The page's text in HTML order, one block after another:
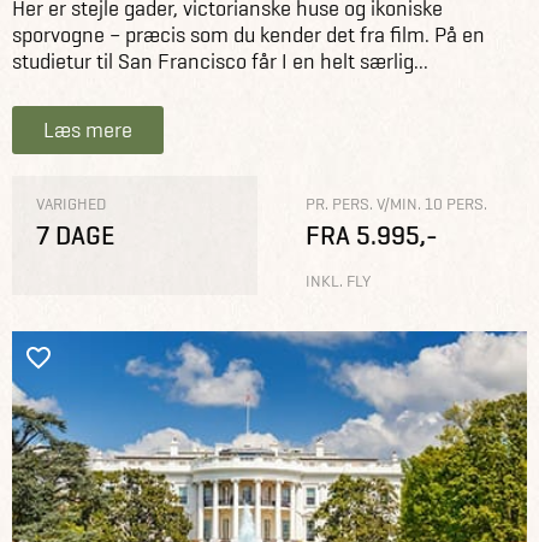
Her er stejle gader, victorianske huse og ikoniske
sporvogne – præcis som du kender det fra film. På en
studietur til San Francisco får I en helt særlig...
Læs mere
VARIGHED
7 DAGE
PR. PERS. V/MIN. 10 PERS.
FRA 5.995,-
INKL. FLY